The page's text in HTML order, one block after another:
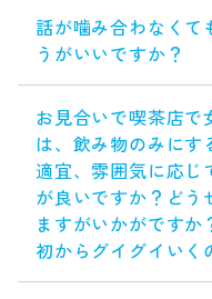
話が噛み合わなくて
うがいいですか？
お見合いで喫茶店で
は、飲み物のみにす
適宜、雰囲気に応じ
が良いですか？どう
ますがいかがです
初からグイグイいく